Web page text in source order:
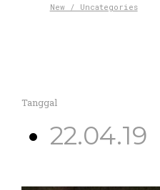
New / Uncategories
Tanggal
22.04.19